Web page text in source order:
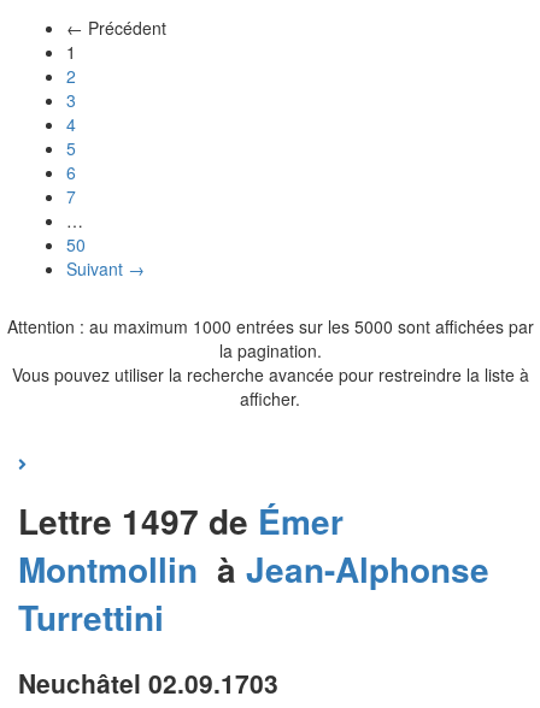
← Précédent
1
2
3
4
5
6
7
…
50
Suivant →
Attention : au maximum 1000 entrées sur les 5000 sont affichées par
la pagination.
Vous pouvez utiliser la recherche avancée pour restreindre la liste à
afficher.
Lettre 1497 de Émer
Montmollin à Jean-Alphonse
Turrettini
Neuchâtel 02.09.1703